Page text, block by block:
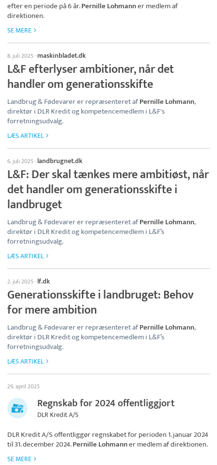
efter en periode på 6 år.Pernille Lohmanner medlem af
direktionen.
SE MERE
8. juli 2025· maskinbladet.dk
L&F efterlyser ambitioner, når det
handler om generationsskifte
Landbrug & Fødevarer er repræsenteret afPernille Lohmann,
direktør i DLR Kredit og kompetencemedlem i L&F's
forretningsudvalg.
LÆS ARTIKEL
6. juli 2025· landbrugnet.dk
L&F: Der skal tænkes mere ambitiøst, når
det handler om generationsskifte i
landbruget
Landbrug & Fødevarer er repræsenteret afPernille Lohmann,
direktør i DLR Kredit og kompetencemedlem i L&F’s
forretningsudvalg.
LÆS ARTIKEL
2. juli 2025· lf.dk
Generationsskifte i landbruget: Behov
for mere ambition
Landbrug & Fødevarer er repræsenteret afPernille Lohmann,
direktør i DLR Kredit og kompetencemedlem i L&F’s
forretningsudvalg.
LÆS ARTIKEL
29. april 2025
Regnskab for 2024 offentliggjort
DLR Kredit A/S
DLR Kredit A/Soffentliggør regnskabet for perioden 1. januar 2024
til 31. december 2024.Pernille Lohmanner medlem af direktionen.
SE MERE